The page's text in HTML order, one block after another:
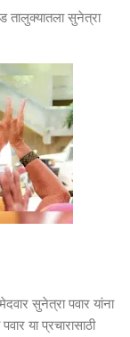
तालुक्यातला सुनेत्रा
सुनेत्रा पवार यांना
या प्रचारासाठी